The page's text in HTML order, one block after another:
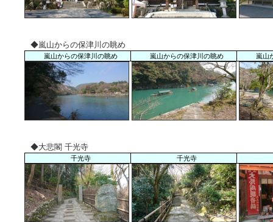
◆嵐山からの保津川の眺め
嵐山からの保津川の眺め 嵐山からの保津川の眺め 嵐山
◆大悲閣 千光寺
千光寺 千光寺